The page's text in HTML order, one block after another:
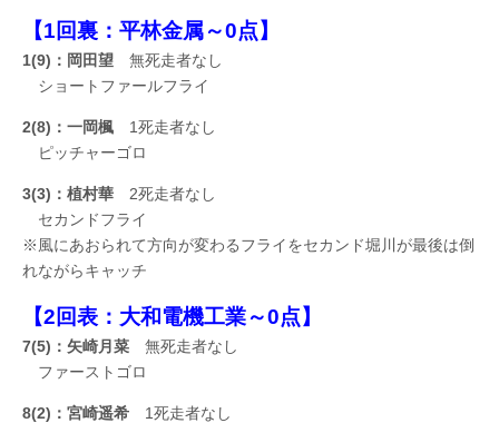
【1回裏：平林金属～0点】
1(9)：岡田望 無死走者なし
ショートファールフライ
2(8)：一岡楓 1死走者なし
ピッチャーゴロ
3(3)：植村華 2死走者なし
セカンドフライ
※風にあおられて方向が変わるフライをセカンド堀川が最後は倒
れながらキャッチ
【2回表：大和電機工業～0点】
7(5)：矢崎月菜 無死走者なし
ファーストゴロ
8(2)：宮崎遥希 1死走者なし